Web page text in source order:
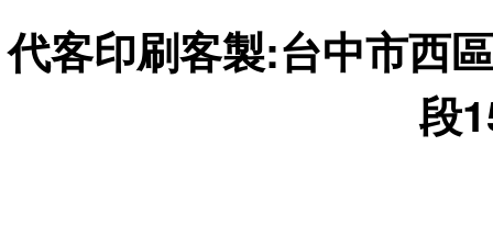
代客印刷客製:台中市西
段